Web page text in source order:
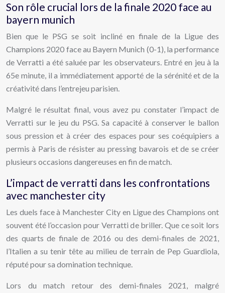
Son rôle crucial lors de la finale 2020 face au
bayern munich
Bien que le PSG se soit incliné en finale de la Ligue des
Champions 2020 face au Bayern Munich (0-1), la performance
de Verratti a été saluée par les observateurs. Entré en jeu à la
65e minute, il a immédiatement apporté de la sérénité et de la
créativité dans l’entrejeu parisien.
Malgré le résultat final, vous avez pu constater l’impact de
Verratti sur le jeu du PSG. Sa capacité à conserver le ballon
sous pression et à créer des espaces pour ses coéquipiers a
permis à Paris de résister au pressing bavarois et de se créer
plusieurs occasions dangereuses en fin de match.
L’impact de verratti dans les confrontations
avec manchester city
Les duels face à Manchester City en Ligue des Champions ont
souvent été l’occasion pour Verratti de briller. Que ce soit lors
des quarts de finale de 2016 ou des demi-finales de 2021,
l’Italien a su tenir tête au milieu de terrain de Pep Guardiola,
réputé pour sa domination technique.
Lors du match retour des demi-finales 2021, malgré